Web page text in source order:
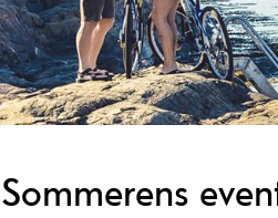
Sommerens